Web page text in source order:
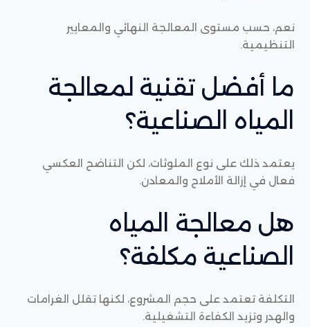
نعم، حسب مستوى المعالجة النهائي والمعايير
التنظيمية.
ما أفضل تقنية لمعالجة
المياه الصناعية؟
يعتمد ذلك على نوع الملوثات، لكن التناضح العكسي
فعال في إزالة الأملاح والمعادن.
هل معالجة المياه
الصناعية مكلفة؟
التكلفة تعتمد على حجم المشروع، لكنها تقلل الغرامات
والهدر وتزيد الكفاءة التشغيلية.